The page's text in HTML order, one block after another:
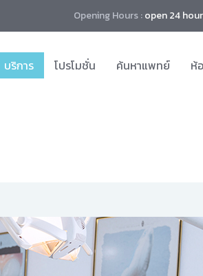
Opening Hours :open 24
บริการ โปรโมชั่น ค้นหาแพทย์ ห้